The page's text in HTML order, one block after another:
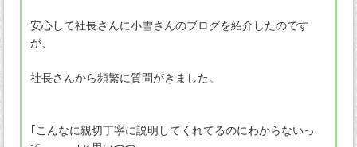
安心して社長さんに小雪さんのブログを紹介したのです
が、
社長さんから頻繁に質問がきました。
｢こんなに親切丁寧に説明してくれてるのにわからないっ